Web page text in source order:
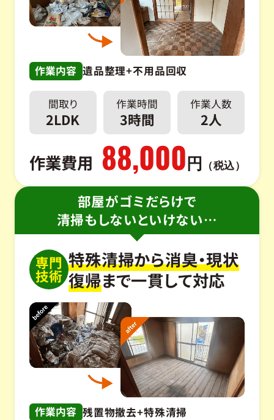
作業内容 遺品整理+不用品回収
間取り
2LDK
作業時間
3時間
作業人数
2人
作業費用 88,000 円 （税込）
部屋がゴミだらけで
清掃もしないといけない…
専門
技術
特殊清掃から消臭・現状
復帰まで一貫して対応
作業内容 残置物撤去+特殊清掃